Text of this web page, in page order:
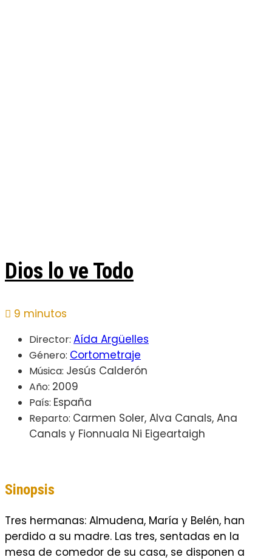
Dios lo ve Todo
9 minutos
Director: Aída Argüelles
Género: Cortometraje
Música: Jesús Calderón
Año: 2009
País: España
Reparto: Carmen Soler, Alva Canals, Ana
Canals y Fionnuala Ni Eigeartaigh
Sinopsis
Tres hermanas: Almudena, Marí­a y Belén, han
perdido a su madre. Las tres, sentadas en la
mesa de comedor de su casa, se disponen a